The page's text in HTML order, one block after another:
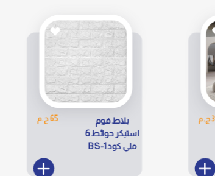
65 ج.م